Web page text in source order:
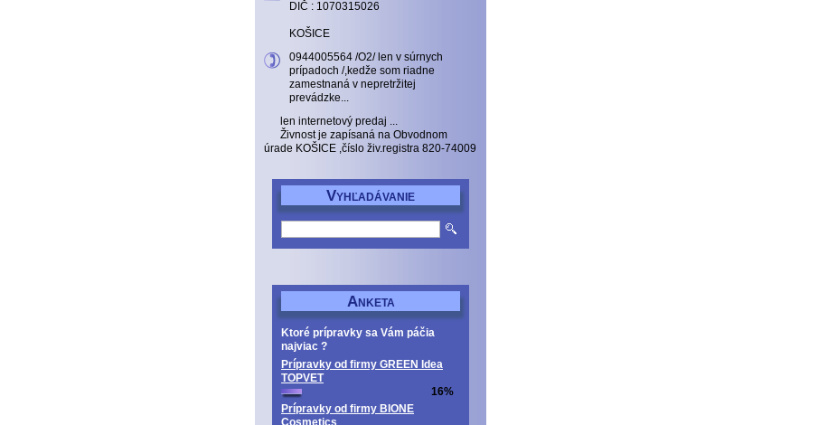
DIČ : 1070315026
KOŠICE
0944005564 /O2/ len v súrnych
prípadoch /,kedže som riadne
zamestnaná v nepretržitej
prevádzke...
len internetový predaj ...
Živnost je zapísaná na Obvodnom
úrade KOŠICE ,číslo živ.registra 820-74009
VYHĽADÁVANIE
ANKETA
Ktoré prípravky sa Vám páčia
najviac ?
Prípravky od firmy GREEN Idea
TOPVET
16%
Prípravky od firmy BIONE
Cosmetics